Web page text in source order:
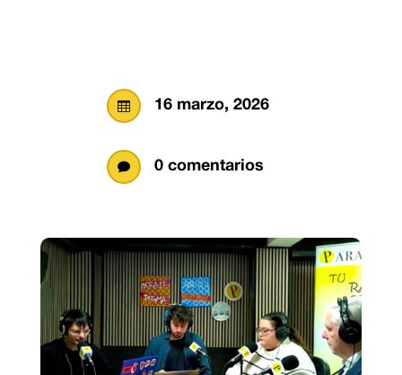
 16 marzo, 2026
 0 comentarios